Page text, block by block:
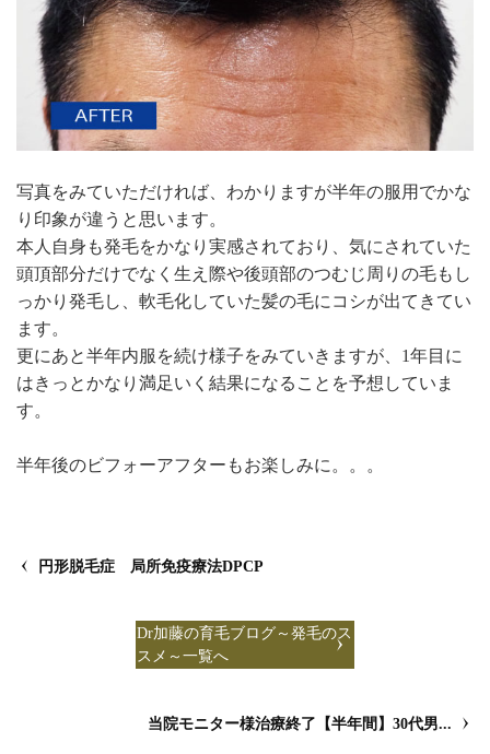
写真をみていただければ、わかりますが半年の服用でかな
り印象が違うと思います。
本人自身も発毛をかなり実感されており、気にされていた
頭頂部分だけでなく生え際や後頭部のつむじ周りの毛もし
っかり発毛し、軟毛化していた髪の毛にコシが出てきてい
ます。
更にあと半年内服を続け様子をみていきますが、1年目に
はきっとかなり満足いく結果になることを予想していま
す。
半年後のビフォーアフターもお楽しみに。。。
円形脱毛症 局所免疫療法DPCP
Dr加藤の育毛ブログ～発毛のス
スメ～一覧へ
当院モニター様治療終了【半年間】30代男...